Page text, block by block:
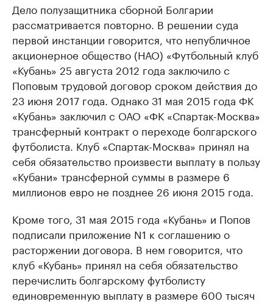
Дело полузащитника сборной Болгарии
рассматривается повторно. В решении суда
первой инстанции говорится, что непубличное
акционерное общество (НАО) «Футбольный клуб
«Кубань» 25 августа 2012 года заключило с
Поповым трудовой договор сроком действия до
23 июня 2017 года. Однако 31 мая 2015 года ФК
«Кубань» заключил с ОАО «ФК «Спартак-Москва»
трансферный контракт о переходе болгарского
футболиста. Клуб «Спартак-Москва» принял на
себя обязательство произвести выплату в пользу
«Кубани» трансферной суммы в размере 6
миллионов евро не позднее 26 июня 2015 года.
Кроме того, 31 мая 2015 года «Кубань» и Попов
подписали приложение N1 к соглашению о
расторжении договора. В нем говорится, что
клуб «Кубань» принял на себя обязательство
перечислить болгарскому футболисту
единовременную выплату в размере 600 тысяч